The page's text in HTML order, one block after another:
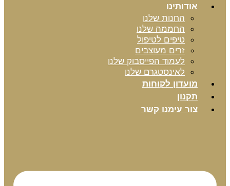
אודותינו
החנות שלנו
החממה שלנו
טיפים לטיפול
זרים מעוצבים
לעמוד הפייסבוק שלנו
לאינסטגרם שלנו
מועדון לקוחות
תקנון
צור עימנו קשר